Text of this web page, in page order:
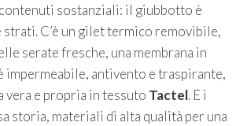
sostanziali: il giubbotto è
C’è un gilet termico removibile,
serate fresche, una membrana in
impermeabile, antivento e traspirante,
vera e propria in tessuto Tactel. E i
storia, materiali di alta qualità per una